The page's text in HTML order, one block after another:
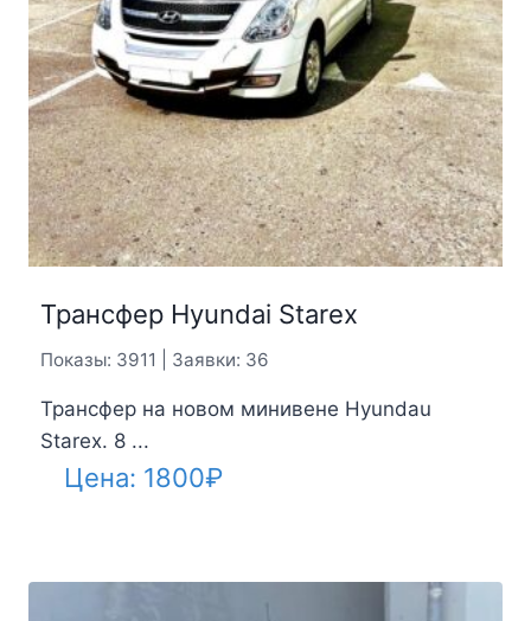
Трансфер Hyundai Starex
Показы: 3911 | Заявки: 36
Трансфер на новом минивене Hyundau
Starex. 8 ...
Цена: 1800₽